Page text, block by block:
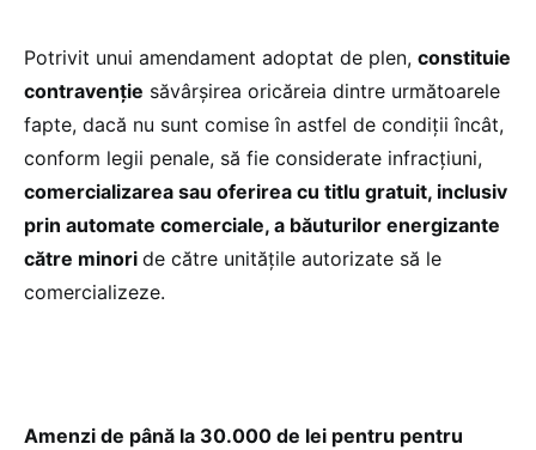
Potrivit unui amendament adoptat de plen, constituie
contravenţie săvârşirea oricăreia dintre următoarele
fapte, dacă nu sunt comise în astfel de condiţii încât,
conform legii penale, să fie considerate infracţiuni,
comercializarea sau oferirea cu titlu gratuit, inclusiv
prin automate comerciale, a băuturilor energizante
către minori de către unităţile autorizate să le
comercializeze.
Amenzi de până la 30.000 de lei pentru pentru